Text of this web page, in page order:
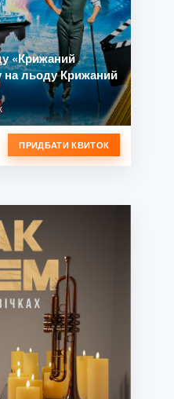
«Крижаний
льоду Крижаний
ПРИДБАТИ КВИТОК